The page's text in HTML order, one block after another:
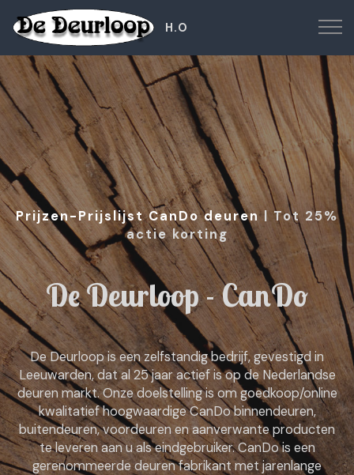
H.O
Prijzen-Prijslijst CanDo deuren| Tot 25%
actie korting
De Deurloop - CanDo
De Deurloop is een zelfstandig bedrijf, gevestigd in
Leeuwarden, dat al 25 jaar actief is op de Nederlandse
deuren markt. Onze doelstelling is om goedkoop/online
kwalitatief hoogwaardige CanDo binnendeuren,
buitendeuren, voordeuren en aanverwante producten
te leveren aan u als eindgebruiker. CanDo is een
gerenommeerde deuren fabrikant met jarenlange